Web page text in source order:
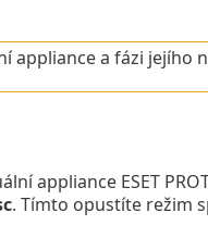
appliance a fázi jejího
appliance ESET
. Tímto opustíte režim